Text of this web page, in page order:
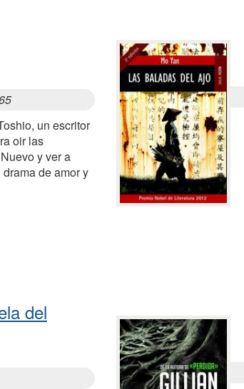
un escritor
oir las
y ver a
de amor y
del